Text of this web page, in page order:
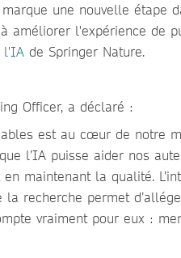
une nouvelle étape
améliorer l'expérience de
l'IA de Springer Nature.
Officer, a déclaré :
est au cœur de notre
l’IA puisse aider nos
maintenant la qualité.
recherche permet
vraiment pour eux :